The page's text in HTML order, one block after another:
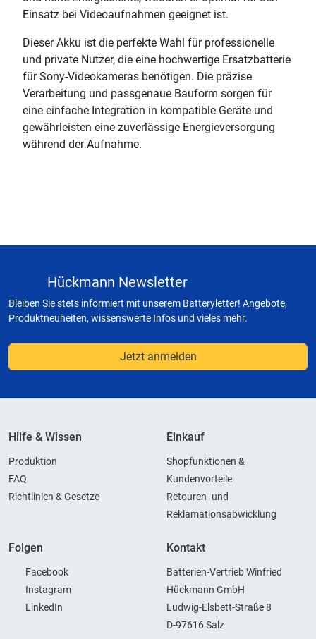
Einsatz bei Videoaufnahmen geeignet ist.
Dieser Akku ist die perfekte Wahl für professionelle
und private Nutzer, die eine hochwertige Ersatzbatterie
für Sony-Videokameras benötigen. Die präzise
Verarbeitung und passgenaue Bauform sorgen für
eine einfache Integration in kompatible Geräte und
gewährleisten eine zuverlässige Energieversorgung
während der Aufnahme.
Hückmann Newsletter
Bleiben Sie stets informiert mit unserem Batteryletter! Angebote,
Produktneuheiten, wissenswerte Infos und vieles mehr.
Jetzt anmelden
Hilfe & Wissen
Produktion
FAQ
Richtlinien & Gesetze
Einkauf
Shopfunktionen &
Kundenvorteile
Retouren- und
Reklamationsabwicklung
Folgen
Facebook
Instagram
LinkedIn
Kontakt
Batterien-Vertrieb Winfried
Hückmann GmbH
Ludwig-Elsbett-Straße 8
D-97616 Salz